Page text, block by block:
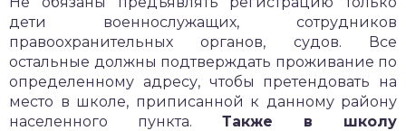
дети военнослужащих, сотрудников
правоохранительных органов, судов. Все
остальные должны подтверждать проживание по
определенному адресу, чтобы претендовать на
место в школе, приписанной к данному району
населенного пункта. Также в школу